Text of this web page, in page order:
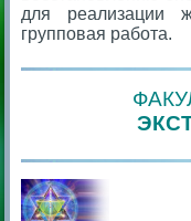
для реализации
групповая работа.